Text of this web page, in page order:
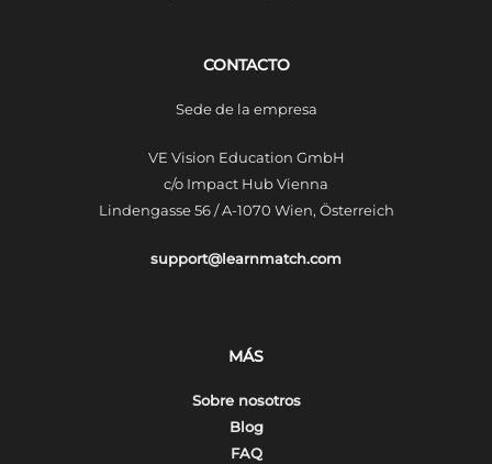
CONTACTO
Sede de la empresa
VE Vision Education GmbH
c/o Impact Hub Vienna
Lindengasse 56 / A-1070 Wien, Österreich
support@learnmatch.com
MÁS
Sobre nosotros
Blog
FAQ